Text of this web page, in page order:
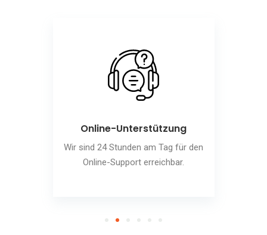
Online-Unterstützung
Wir sind 24 Stunden am Tag für den
Online-Support erreichbar.